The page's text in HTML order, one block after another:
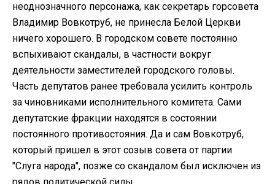
неоднозначного персонажа, как секретарь горсовета
Владимир Вовкотруб, не принесла Белой Церкви
ничего хорошего. В городском совете постоянно
вспыхивают скандалы, в частности вокруг
деятельности заместителей городского головы.
Часть депутатов ранее требовала усилить контроль
за чиновниками исполнительного комитета. Сами
депутатские фракции находятся в состоянии
постоянного противостояния. Да и сам Вовкотруб,
который пришел в этот созыв совета от партии
"Слуга народа", позже со скандалом был исключен из